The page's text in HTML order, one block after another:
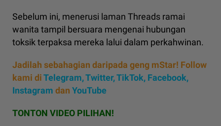
Sebelum ini, menerusi laman Threads ramai
wanita tampil bersuara mengenai hubungan
toksik terpaksa mereka lalui dalam perkahwinan.
Jadilah sebahagian daripada geng mStar! Follow
kami diTelegram,Twitter,TikTok, Facebook,
Instagram dan YouTube
TONTON VIDEO PILIHAN!